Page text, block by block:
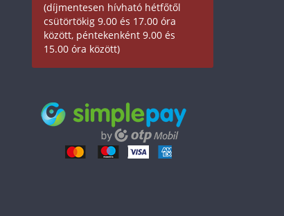
(díjmentesen hívható hétfőtől
csütörtökig 9.00 és 17.00 óra
között, péntekenként 9.00 és
15.00 óra között)